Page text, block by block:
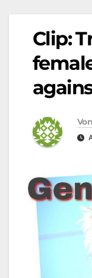
Clip:
Von